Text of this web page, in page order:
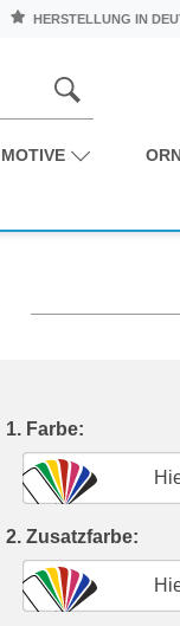
HERSTELLUNG IN
MOTIVE
1. Farbe:
2. Zusatzfarbe: